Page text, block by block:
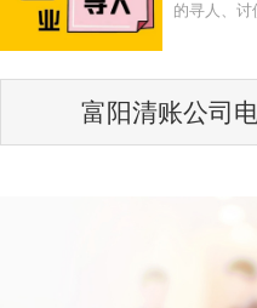
的寻人、讨
富阳清账公司